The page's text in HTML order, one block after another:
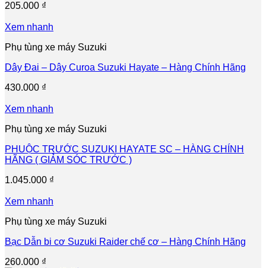
205.000 ₫
Xem nhanh
Phụ tùng xe máy Suzuki
Dây Đai – Dây Curoa Suzuki Hayate – Hàng Chính Hãng
430.000 ₫
Xem nhanh
Phụ tùng xe máy Suzuki
PHUỘC TRƯỚC SUZUKI HAYATE SC – HÀNG CHÍNH
HÃNG ( GIẢM SÓC TRƯỚC )
1.045.000 ₫
Xem nhanh
Phụ tùng xe máy Suzuki
Bạc Dẫn bi cơ Suzuki Raider chế cơ – Hàng Chính Hãng
260.000 ₫